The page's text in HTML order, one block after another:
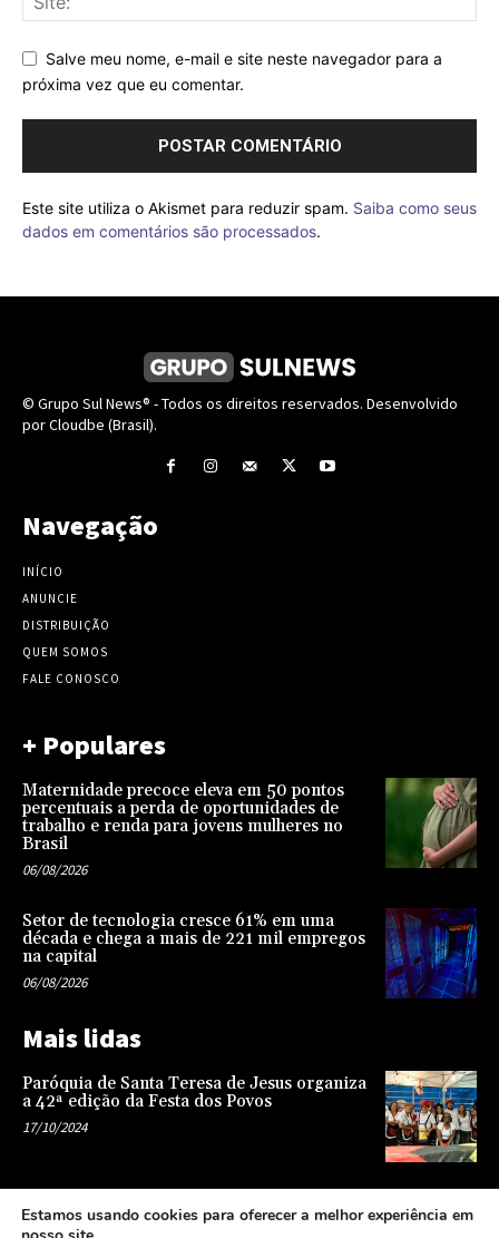
Salve meu nome, e-mail e site neste navegador para a
próxima vez que eu comentar.
Este site utiliza o Akismet para reduzir spam. Saiba como seus
dados em comentários são processados.
© Grupo Sul News® - Todos os direitos reservados. Desenvolvido
por Cloudbe (Brasil).
Navegação
INÍCIO
ANUNCIE
DISTRIBUIÇÃO
QUEM SOMOS
FALE CONOSCO
+ Populares
Maternidade precoce eleva em 50 pontos
percentuais a perda de oportunidades de
trabalho e renda para jovens mulheres no
Brasil
06/08/2026
Setor de tecnologia cresce 61% em uma
década e chega a mais de 221 mil empregos
na capital
06/08/2026
Mais lidas
Paróquia de Santa Teresa de Jesus organiza
a 42ª edição da Festa dos Povos
17/10/2024
Representatividade na infância: o papel da
escola na formação de uma sociedade mais
Estamos usando cookies para oferecer a melhor experiência em